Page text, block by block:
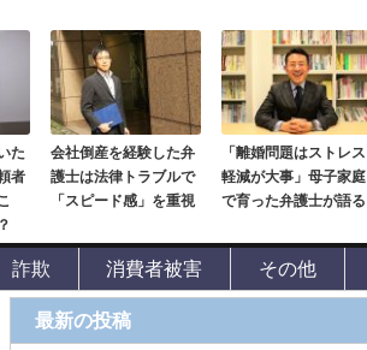
た
者
会社倒産を経験した弁
護士は法律トラブルで
「スピード感」を重視
「離婚問題はストレス
軽減が大事」母子家庭
で育った弁護士が語る
詐欺 消費者被害 その他
最新の投稿